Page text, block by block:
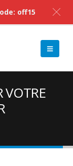
VOTRE
off15